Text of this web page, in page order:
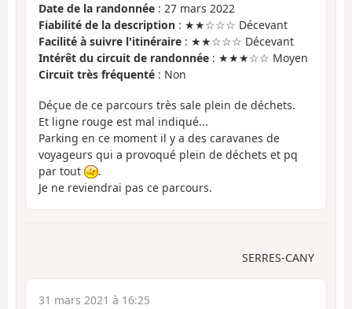
Date de la randonnée : 27 mars 2022
Fiabilité de la description : ★★☆☆☆ Décevant
Facilité à suivre l'itinéraire : ★★☆☆☆ Décevant
Intérêt du circuit de randonnée : ★★★☆☆ Moyen
Circuit très fréquenté : Non
Déçue de ce parcours très sale plein de déchets.
Et ligne rouge est mal indiqué...
Parking en ce moment il y a des caravanes de
voyageurs qui a provoqué plein de déchets et pq
par tout
.
Je ne reviendrai pas ce parcours.
SERRES-CANY
31 mars 2021 à 16:25